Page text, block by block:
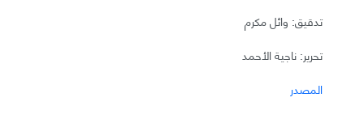
تدقيق: وائل مكرم
تحرير: ناجية الأحمد
المصدر